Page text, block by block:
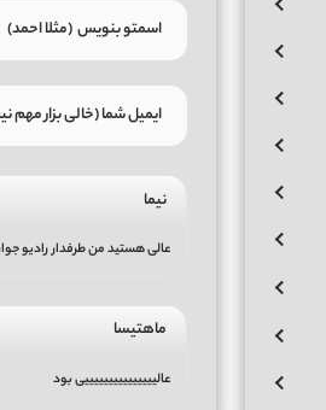
نیما
عالی هستید من طرفدار
ماهتیسا
عالیییییییییییییییی بود